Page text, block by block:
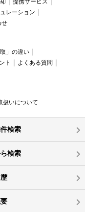
提携サービス
レーション
せ
」の違い
ト
よくある質問
扱いについて
検索
検索